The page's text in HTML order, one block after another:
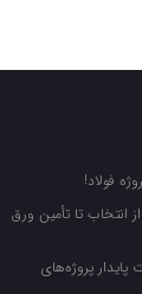
فولاد!
انتخاب تا تأمین ورق
پایدار پروژه‌های